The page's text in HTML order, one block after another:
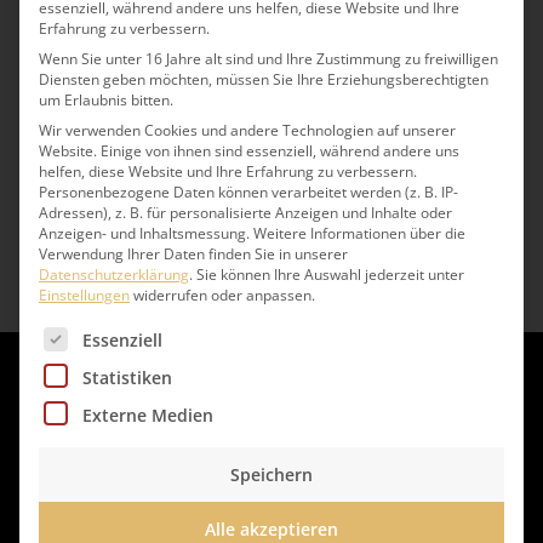
Mercado
Hamburg Altona-Ottensen
Weiterlesen
essenziell, während andere uns helfen, diese Website und Ihre
Erfahrung zu verbessern.
Wenn Sie unter 16 Jahre alt sind und Ihre Zustimmung zu freiwilligen
Diensten geben möchten, müssen Sie Ihre Erziehungsberechtigten
um Erlaubnis bitten.
Wir verwenden Cookies und andere Technologien auf unserer
Website. Einige von ihnen sind essenziell, während andere uns
helfen, diese Website und Ihre Erfahrung zu verbessern.
Personenbezogene Daten können verarbeitet werden (z. B. IP-
Adressen), z. B. für personalisierte Anzeigen und Inhalte oder
Anzeigen- und Inhaltsmessung.Weitere Informationen über die
Verwendung Ihrer Daten finden Sie in unserer
Datenschutzerklärung.Sie können Ihre Auswahl jederzeit unter
Einstellungenwiderrufen oder anpassen.
Es folgt eine Liste der Service-Gruppen, für die eine
Essenziell
Statistiken
Externe Medien
Speichern
Alle akzeptieren